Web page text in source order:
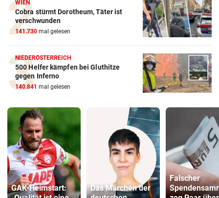
WIEN
Cobra stürmt Dorotheum, Täter ist
verschwunden
141.730 mal gelesen
NIEDERÖSTERREICH
500 Helfer kämpfen bei Gluthitze
gegen Inferno
140.841 mal gelesen
GAK-Heimstart:
Das Märchen der
Falscher